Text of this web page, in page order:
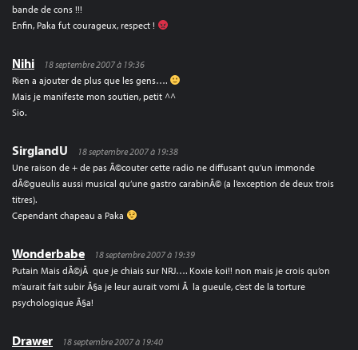
bande de cons !!!
Enfin, Paka fut courageux, respect !
Nihi
18 septembre 2007 à 19:36
Rien a ajouter de plus que les gens….
Mais je manifeste mon soutien, petit ^^
Sio.
SirglandU
18 septembre 2007 à 19:38
Une raison de + de pas Ã©couter cette radio ne diffusant qu’un immonde
dÃ©gueulis aussi musical qu’une gastro carabinÃ© (a l’exception de deux trois
titres).
Cependant chapeau a Paka
Wonderbabe
18 septembre 2007 à 19:39
Putain Mais dÃ©jÃ que je chiais sur NRJ…. Koxie koi!! non mais je crois qu’on
m’aurait fait subir Ã§a je leur aurait vomi Ã la gueule, c’est de la torture
psychologique Ã§a!
Drawer
18 septembre 2007 à 19:40